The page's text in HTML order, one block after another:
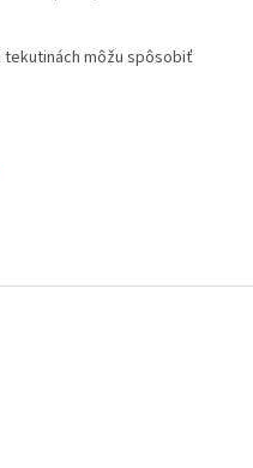
tekutinách môžu spôsobiť